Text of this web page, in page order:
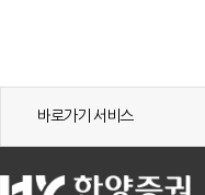
바로가기 서비스